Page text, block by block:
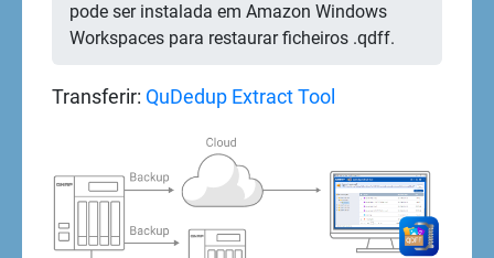
pode ser instalada em Amazon Windows
Workspaces para restaurar ficheiros .qdff.
Transferir: QuDedup Extract Tool